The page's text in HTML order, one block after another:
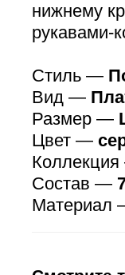
нижнему
рукавами-
Стиль —
Вид —
Размер —
Цвет —
Состав —
Материал